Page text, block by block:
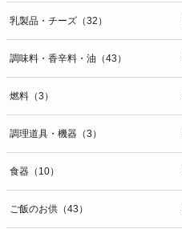
乳製品・チーズ（32）
調味料・香辛料・油（43）
燃料（3）
調理道具・機器（3）
食器（10）
ご飯のお供（43）